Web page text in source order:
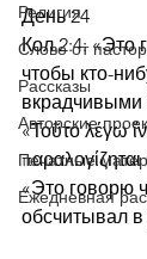
Религия
Слово от
Рассказы
Авторские
Печатные
Ежедневная
День 24
Кол.2:4: «Это
чтобы кто-
вкрадчивыми
«Τοῦτο λέγω
«Это говорю
обсчитывал в